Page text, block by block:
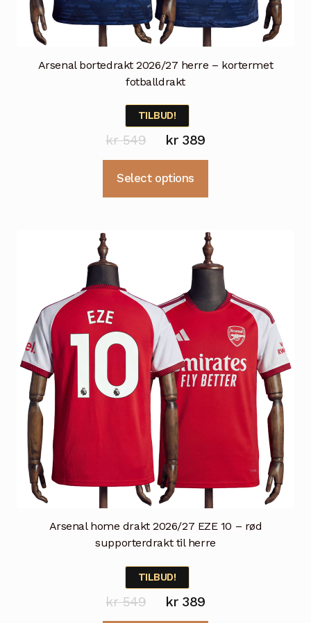
Arsenal bortedrakt 2026/27 herre – kortermet
fotballdrakt
TILBUD!
kr549
Opprinnelig
pris
var:
kr389Nåværende
pris
Select options
varianter.
Alternativene
kan
velges
produktsiden
Arsenal home drakt 2026/27 EZE 10 – rød
supporterdrakt til herre
TILBUD!
kr549
Opprinnelig
kr389Nåværende